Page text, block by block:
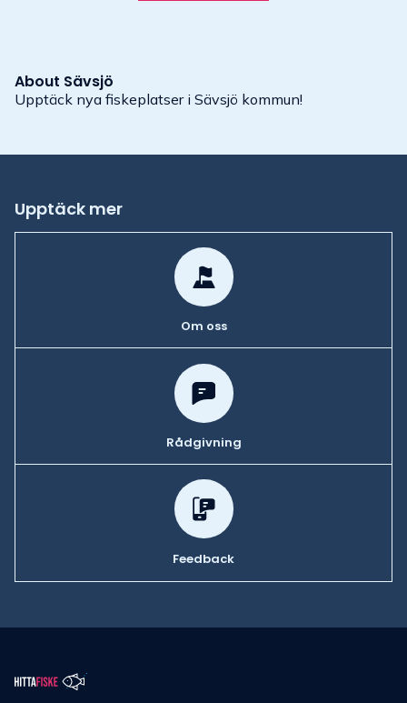
About Sävsjö
Upptäck nya fiskeplatser i Sävsjö kommun!
Upptäck mer
Om oss
Rådgivning
Feedback